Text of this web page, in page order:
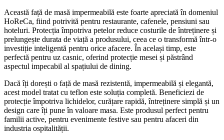
Această față de masă impermeabilă este foarte apreciată în domeniul
HoReCa, fiind potrivită pentru restaurante, cafenele, pensiuni sau
hoteluri. Protecția împotriva petelor reduce costurile de întreținere și
prelungește durata de viață a produsului, ceea ce o transformă într-o
investiție inteligentă pentru orice afacere. În același timp, este
perfectă pentru uz casnic, oferind protecție mesei și păstrând
aspectul impecabil al spațiului de dining.
Dacă îți dorești o față de masă rezistentă, impermeabilă și elegantă,
acest model tratat cu teflon este soluția completă. Beneficiezi de
protecție împotriva lichidelor, curățare rapidă, întreținere simplă și un
design care îți pune în valoare masa. Este produsul perfect pentru
familii active, pentru evenimente festive sau pentru afaceri din
industria ospitalității.